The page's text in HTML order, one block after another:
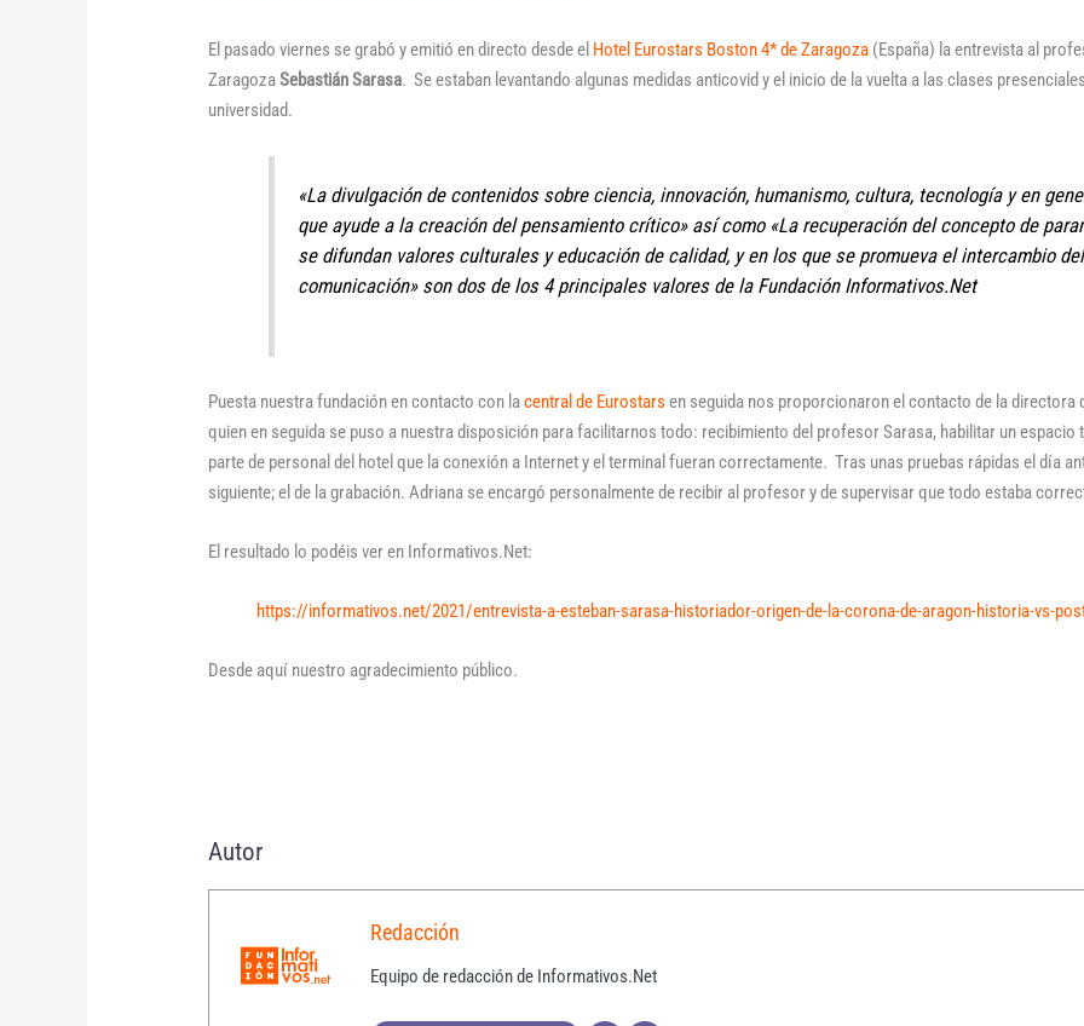
El pasado viernes se grabó y emitió en directo desde el Hotel Eurostars Boston 4* de Zaragoza (España) la entrevista al
ZaragozaSebastián Sarasa. Se estaban levantando algunas medidas anticovid y el inicio de la vuelta a las clases
universidad.
«La divulgación de contenidos sobre ciencia, innovación, humanismo, cultura, tecnología y en
que ayude a la creación del pensamiento crítico» así como «La recuperación del concepto de
se difundan valores culturales y educación de calidad, y en los que se promueva el intercambio
comunicación» son dos de los 4 principales valores de la Fundación Informativos.Net
Puesta nuestra fundación en contacto con lacentral de Eurostars en seguida nos proporcionaron el contacto de la directora
quien en seguida se puso a nuestra disposición para facilitarnos todo: recibimiento del profesor Sarasa, habilitar un
parte de personal del hotel que la conexión a Internet y el terminal fueran correctamente. Tras unas pruebas rápidas el día
siguiente; el de la grabación. Adriana se encargó personalmente de recibir al profesor y de supervisar que todo estaba
El resultado lo podéis ver en Informativos.Net:
https://informativos.net/2021/entrevista-a-esteban-sarasa-historiador-origen-de-la-corona-de-aragon-historia-vs-
Desde aquí nuestro agradecimiento público.
Autor
Redacción
Equipo de redacción de Informativos.Net